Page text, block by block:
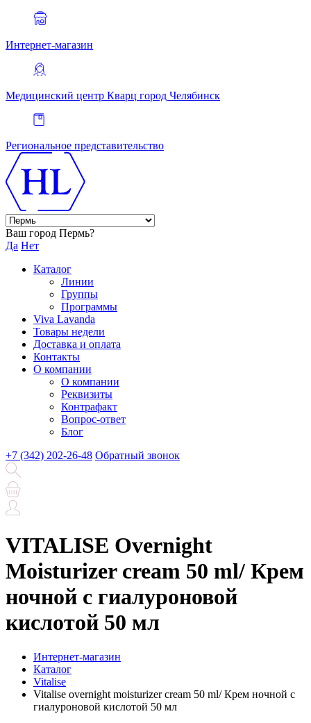
Интернет-магазин
Медицинский центр Кварц город Челябинск
Региональное представительство
Ваш город Пермь?
Да Нет
Каталог
Линии
Группы
Программы
Viva Lavanda
Товары недели
Доставка и оплата
Контакты
О компании
О компании
Реквизиты
Контрафакт
Вопрос-ответ
Блог
+7 (342) 202-26-48 Обратный звонок
VITALISE Overnight
Moisturizer cream 50 ml/ Крем
ночной с гиалуроновой
кислотой 50 мл
Интернет-магазин
Каталог
Vitalise
Vitalise overnight moisturizer cream 50 ml/ Крем ночной с
гиалуроновой кислотой 50 мл